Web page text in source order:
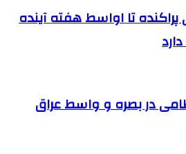
تا اواسط هفته آینده
در بصره و واسط عراق